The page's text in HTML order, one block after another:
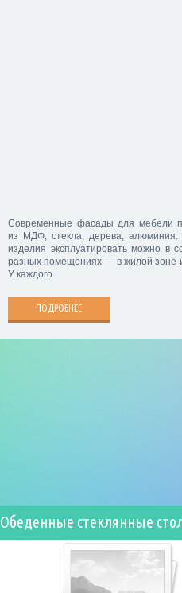
Современные фасады для мебели
из МДФ, стекла, дерева,
изделия эксплуатировать можно в
разных помещениях — в жилой зоне
У каждого
ПОДРОБНЕЕ
Обеденные стеклянные